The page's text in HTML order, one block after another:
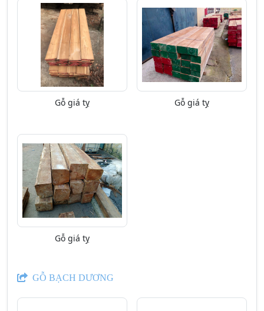
Gỗ giá tỵ Gỗ giá tỵ
Gỗ giá tỵ
GỖ BẠCH DƯƠNG